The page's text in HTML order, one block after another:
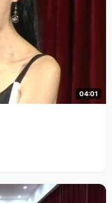
04:01